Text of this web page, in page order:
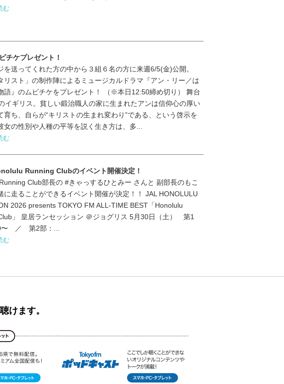
む
チケプレゼント！
を送ってくれた方の中から３組６名の方に来週6/5(金)公開。
リスト」の制作陣によるミュージカルドラマ『アン・リー／は
語』のムビチケをプレゼント！ （※本日12:50締め切り） 舞台
イギリス。貧しい鍛治職人の家に生まれたアンは信仰心の厚い
育ち、自らが“キリストの生まれ変わり”である、という啓示を
女の性別や人種の平等を説く生き方は、多...
む
Running Clubのイベント開催決定！
Club部長の #きゃっするひとみー さんと 副部長のもこ
に走ることができるイベント開催が決定！！ JAL HONOLULU
2026 presents TOKYO FM ALL-TIME BEST「Honolulu
」 皇居ランセッション ＠ジョグリス 5月30日（土） 第1
〜 ／ 第2部：...
む
けます。